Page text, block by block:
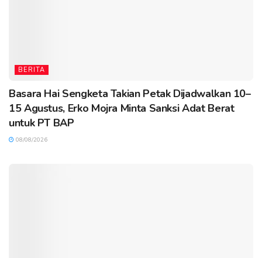
BERITA
Basara Hai Sengketa Takian Petak Dijadwalkan 10–
15 Agustus, Erko Mojra Minta Sanksi Adat Berat
untuk PT BAP
08/08/2026